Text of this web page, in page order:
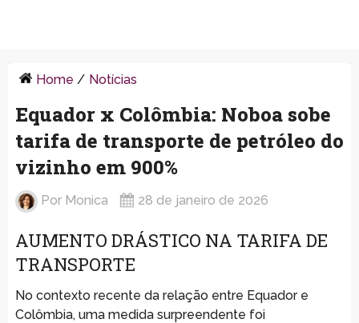
Home / Notícias
Equador x Colômbia: Noboa sobe
tarifa de transporte de petróleo do
vizinho em 900%
Por Monica 28 de janeiro de 2026
AUMENTO DRÁSTICO NA TARIFA DE
TRANSPORTE
No contexto recente da relação entre Equador e
Colômbia, uma medida surpreendente foi